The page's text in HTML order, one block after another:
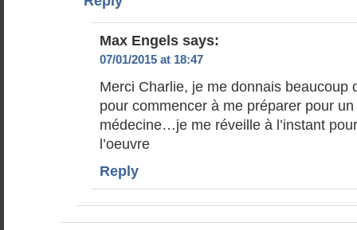
Max Engels says:
07/01/2015 at 18:47
Merci Charlie, je me donnais beaucoup
pour commencer à me préparer pour
médecine…je me réveille à l’instant
l’oeuvre
Reply